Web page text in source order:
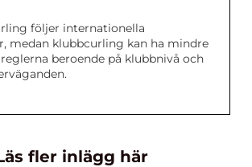
följer internationella
medan klubbcurling kan ha mindre
beroende på klubbnivå och
fler inlägg här